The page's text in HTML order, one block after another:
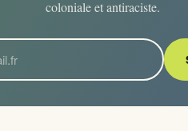
coloniale et antiraciste.